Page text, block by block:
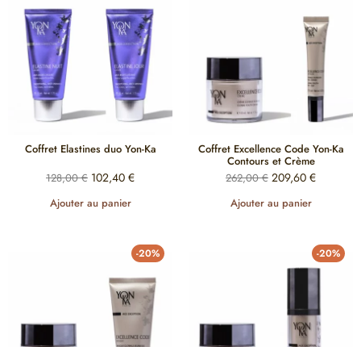
Coffret Elastines duo Yon-Ka
128,00€ 102,40 €
Ajouter au panier
Coffret Excellence Code Yon-Ka
Contours et Crème
262,00€ 209,60 €
Ajouter au panier
-20% -20%